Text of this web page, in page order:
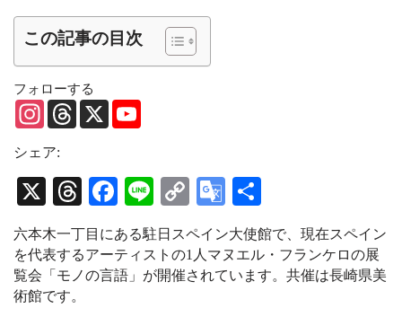
この記事の目次
フォローする
I
t
g
a
T
d
X
b
e
C
a
n
n
e
シェア:
X
T
hr
ea
ds
Fa
ce
bo
ok
Li
ne
C
op
y
Li
G
oo
gl
e
有
六本木一丁目にある駐日スペイン大使館で、現在スペイン
を代表するアーティストの1人マヌエル・フランケロの展
覧会「モノの言語」が開催されています。共催は長崎県美
術館です。